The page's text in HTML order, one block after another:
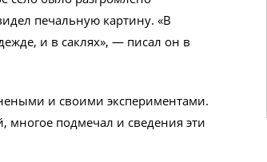
печальную картину. «В
и в саклях», — писал он в
и своими экспериментами.
многое подмечал и сведения эти